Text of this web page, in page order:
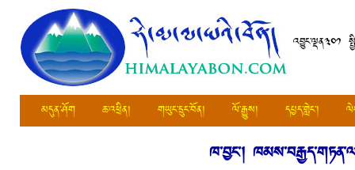
འབྱུང་ལྡན༣༠༡
མདུན་ཤོག ཆ་འཕྲིན། གཡུང་དྲུང་བོན། ལོ་རྒྱུས། དཔྱད་གླེང་།
ཁ་བྱང་།